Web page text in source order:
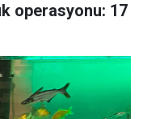
operasyonu: 17